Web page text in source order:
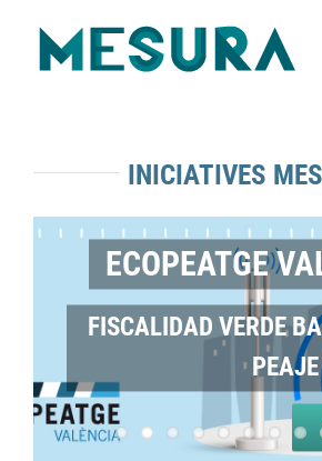
contenido
INICIATIVES
ECOPEATGE
FISCALIDAD VERDE